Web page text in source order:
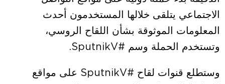
الاجتماعي يتلقى خلالها المستخدمون أحدث
المعلومات الموثوقة بشأن اللقاح الروسي،
وتستخدم الحملة وسم #SputnikV.
وستطلع قنوات لقاح #SputnikV على مواقع